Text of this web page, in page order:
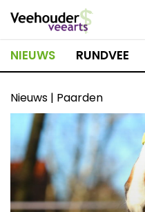
naar
inhoud
NIEUWS RUNDVEE
Nieuws | Paarden